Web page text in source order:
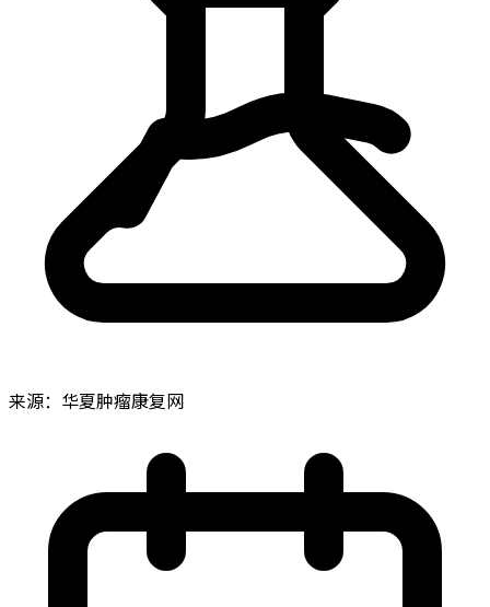
来源：华夏肿瘤康复网